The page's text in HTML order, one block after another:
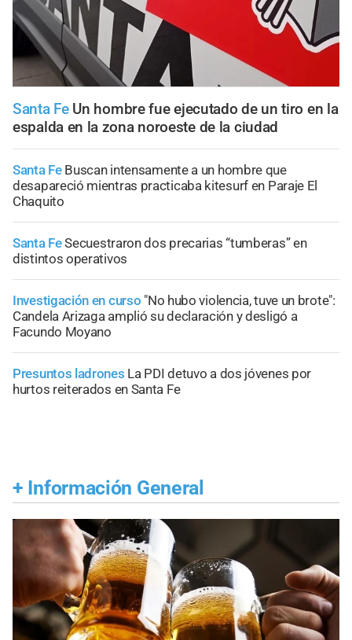
Santa Fe Un hombre fue ejecutado de un tiro en la
espalda en la zona noroeste de la ciudad
Santa Fe Buscan intensamente a un hombre que
desapareció mientras practicaba kitesurf en Paraje El
Chaquito
Santa FeSecuestraron dos precarias “tumberas” en
distintos operativos
Investigación en curso "No hubo violencia, tuve un brote":
Candela Arizaga amplió su declaración y desligó a
Facundo Moyano
Presuntos ladrones La PDI detuvo a dos jóvenes por
hurtos reiterados en Santa Fe
+ Información General